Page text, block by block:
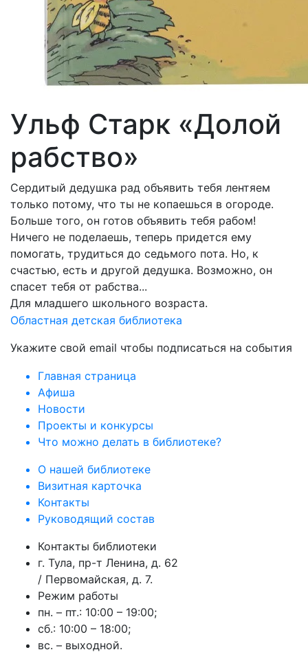
Ульф Старк «Долой
рабство»
Сердитый дедушка рад объявить тебя лентяем
только потому, что ты не копаешься в огороде.
Больше того, он готов объявить тебя рабом!
Ничего не поделаешь, теперь придется ему
помогать, трудиться до седьмого пота. Но, к
счастью, есть и другой дедушка. Возможно, он
спасет тебя от рабства...
Для младшего школьного возраста.
Областная детская библиотека
Укажите свой email чтобы подписаться на события
Главная страница
Афиша
Новости
Проекты и конкурсы
Что можно делать в библиотеке?
О нашей библиотеке
Визитная карточка
Контакты
Руководящий состав
Контакты библиотеки
г. Тула, пр-т Ленина, д. 62
/ Первомайская, д. 7.
Режим работы
пн. – пт.: 10:00 – 19:00;
сб.: 10:00 – 18:00;
вс. – выходной.